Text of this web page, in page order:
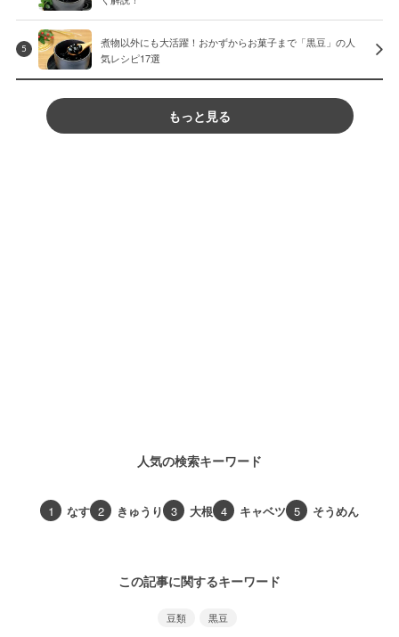
5
煮物以外にも大活躍！おかずからお菓子まで「黒豆」の人
気レシピ17選
もっと見る
人気の検索キーワード
1 なす 2 きゅうり 3 大根 4 キャベツ 5 そうめん
この記事に関するキーワード
豆類 黒豆